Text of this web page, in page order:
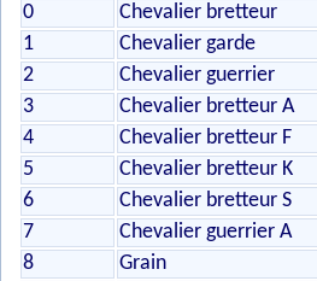
0
Chevalier bretteur
1
Chevalier garde
2
Chevalier guerrier
3
Chevalier bretteur A
4
Chevalier bretteur F
5
Chevalier bretteur K
6
Chevalier bretteur S
7
Chevalier guerrier A
8
Grain